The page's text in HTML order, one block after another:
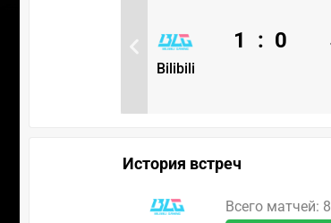
Bilibili
1 : 0
История встреч
Всего матчей: 8